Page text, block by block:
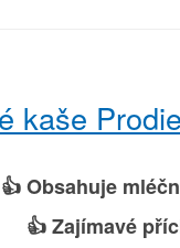
kaše
👍 Obsahuje
👍 Zajímavé